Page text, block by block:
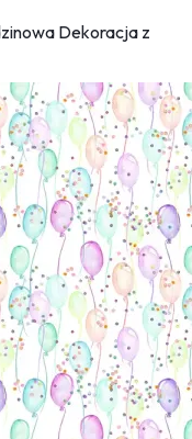
Dekoracja z